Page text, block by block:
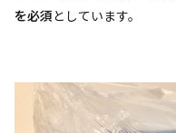
を必須としています。